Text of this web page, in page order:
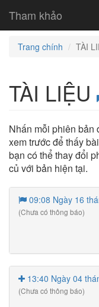
Tham khảo
Trang chính TÀI
TÀI LIỆU
Nhấn mỗi phiên bản
xem trước để thấy
bạn có thể thay đổi
củ với bản hiện tại.
09:08 Ngày 16
(Chưa có thông báo)
13:40 Ngày 04
(Chưa có thông báo)